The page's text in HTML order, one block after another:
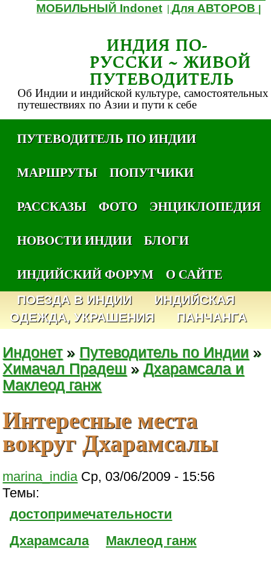
МОБИЛЬНЫЙ Indonet |Для АВТОРОВ
ИНДИЯ ПО-
РУССКИ ~ ЖИВОЙ
ПУТЕВОДИТЕЛЬ
Об Индии и индийской культуре, самостоятельных
путешествиях по Азии и пути к себе
ПУТЕВОДИТЕЛЬ ПО ИНДИИ
МАРШРУТЫ
ПОПУТЧИКИ
РАССКАЗЫ
ФОТО
ЭНЦИКЛОПЕДИЯ
НОВОСТИ ИНДИИ
БЛОГИ
ИНДИЙСКИЙ ФОРУМ
О САЙТЕ
ПОЕЗДА В ИНДИИ
ИНДИЙСКАЯ
ОДЕЖДА, УКРАШЕНИЯ
ПАНЧАНГА
Индонет» Путеводитель по Индии »
Химачал Прадеш »Дхарамсала и
Маклеод ганж
Интересные места
вокруг Дхарамсалы
marina_india Ср, 03/06/2009 - 15:56
Темы:
достопримечательности
Дхарамсала
Маклеод ганж